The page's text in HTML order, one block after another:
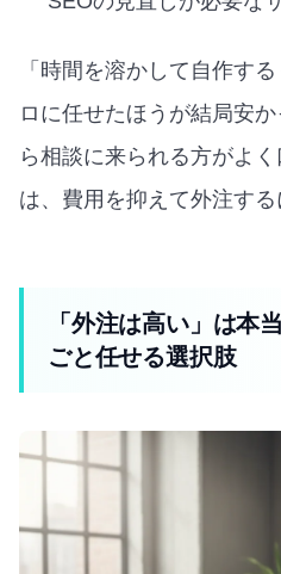
「時間を溶かして自作す
ロに任せたほうが結局安
ら相談に来られる方がよ
は、費用を抑えて外注する
「外注は高い」は
ごと任せる選択肢